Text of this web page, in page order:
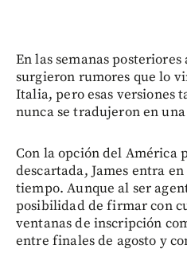
En las semanas
surgieron rumores que lo
Italia, pero esas versiones
nunca se tradujeron en
Con la opción del América
descartada, James entra
tiempo. Aunque al ser
posibilidad de firmar con
ventanas de inscripción
entre finales de agosto y